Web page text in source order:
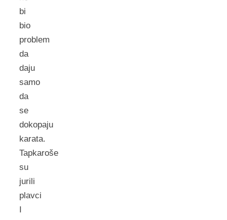
bi
bio
problem
da
daju
samo
da
se
dokopaju
karata.
Tapkaroše
su
jurili
plavci
I